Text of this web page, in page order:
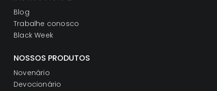
Blog
Trabalhe conosco
Black Week
NOSSOS PRODUTOS
Novenário
Devocionário